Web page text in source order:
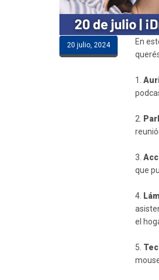
20 julio, 2024 En
1.
2.
3.
que
4.
el
5.